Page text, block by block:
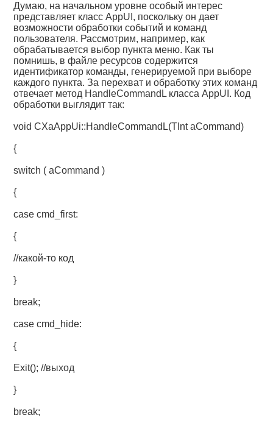
Думаю, на начальном уровне особый интерес
представляет класс AppUI, поскольку он дает
возможности обработки событий и команд
пользователя. Рассмотрим, например, как
обрабатывается выбор пункта меню. Как ты
помнишь, в файле ресурсов содержится
идентификатор команды, генерируемой при выборе
каждого пункта. За перехват и обработку этих команд
отвечает метод HandleCommandL класса AppUI. Код
обработки выглядит так:
void CXaAppUi::HandleCommandL(TInt aCommand)
{
switch ( aCommand )
{
case cmd_first:
{
//какой-то код
}
break;
case cmd_hide:
{
Exit(); //выход
}
break;